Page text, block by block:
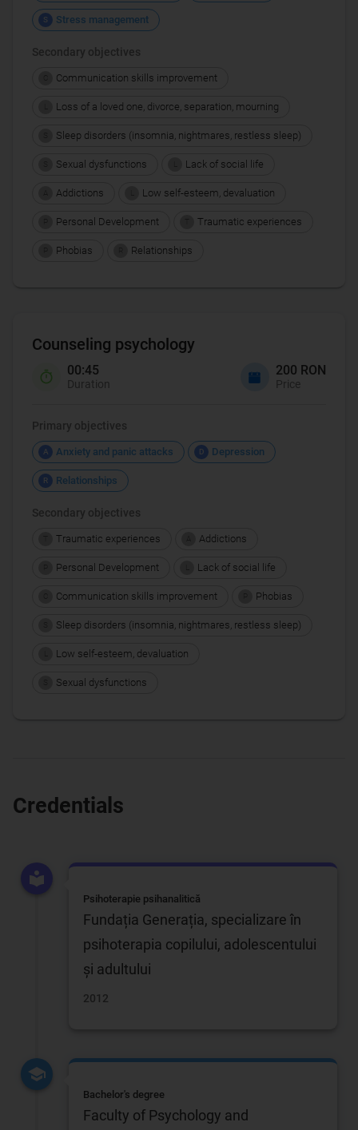
S Stress management
Secondary objectives
Communication skills improvement
Loss of a loved one, divorce, separation, mourning
Sleep disorders (insomnia, nightmares, restless sleep)
Sexual dysfunctions Lack of social life
Addictions Low self-esteem, devaluation
Personal Development Traumatic experiences
Phobias Relationships
Counseling psychology
00:45
Duration
200 RON
Price
Primary objectives
A Anxiety and panic attacks D Depression
R Relationships
Secondary objectives
Traumatic experiences Addictions
Personal Development Lack of social life
Communication skills improvement Phobias
Sleep disorders (insomnia, nightmares, restless sleep)
Low self-esteem, devaluation
Sexual dysfunctions
Credentials
Psihoterapie psihanalitică
Fundația Generația, specializare în
psihoterapia copilului, adolescentului
și adultului
2012
Bachelor's degree
Faculty of Psychology and